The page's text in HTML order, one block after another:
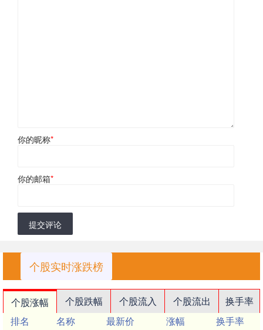
你的昵称*
你的邮箱*
提交评论
个股实时涨跌榜
个股涨幅 个股跌幅 个股流入 个股流出
换手率
排名
名称 最新价 涨幅
换手率